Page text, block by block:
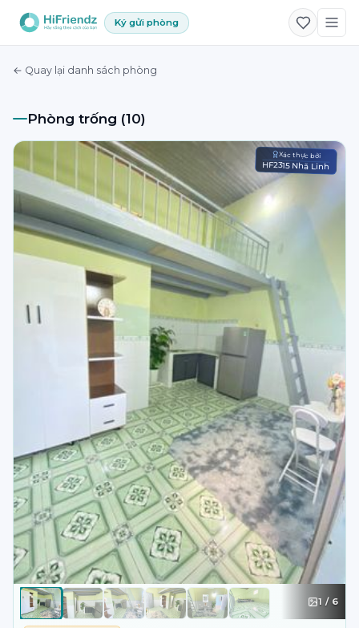
Ký gửi phòng
← Quay lại danh sách phòng
Phòng trống (10)
Xác thực bởi
HF2315 Nhã Linh
1 / 6